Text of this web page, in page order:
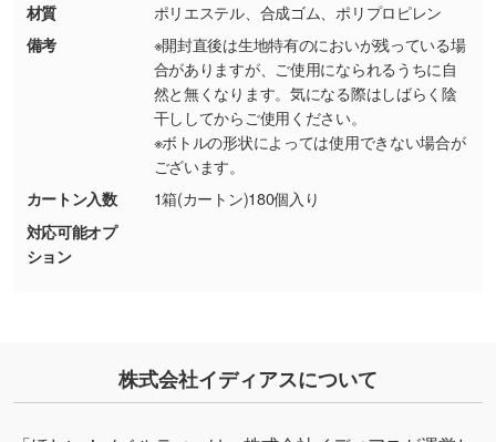
シンプルな背景のデータや、使いたいキャラク
ター部分の輪郭がはっきりしているデータは切
り抜き処理が可能です。→詳しく見る
・持っているデータの背景が足りない／塗り足
しの作り方が分からない
印刷したいデータが印刷範囲よりも小さい場
合、シンプルな色・柄の背景であれば拡張が可
能です。→
いたします。配置のご相談にも応じています。
材質
ポリエステル、合成ゴム、ポリプロピレン
備考
※開封直後は生地特有のにおいが残っている場
合がありますが、ご使用になられるうちに自
然と無くなります。気になる際はしばらく陰
干ししてからご使用ください。
※ボトルの形状によっては使用できない場合が
ございます。
カートン入数
1箱(カートン)180個入り
対応可能オプ
ション
株式会社イディアスについて